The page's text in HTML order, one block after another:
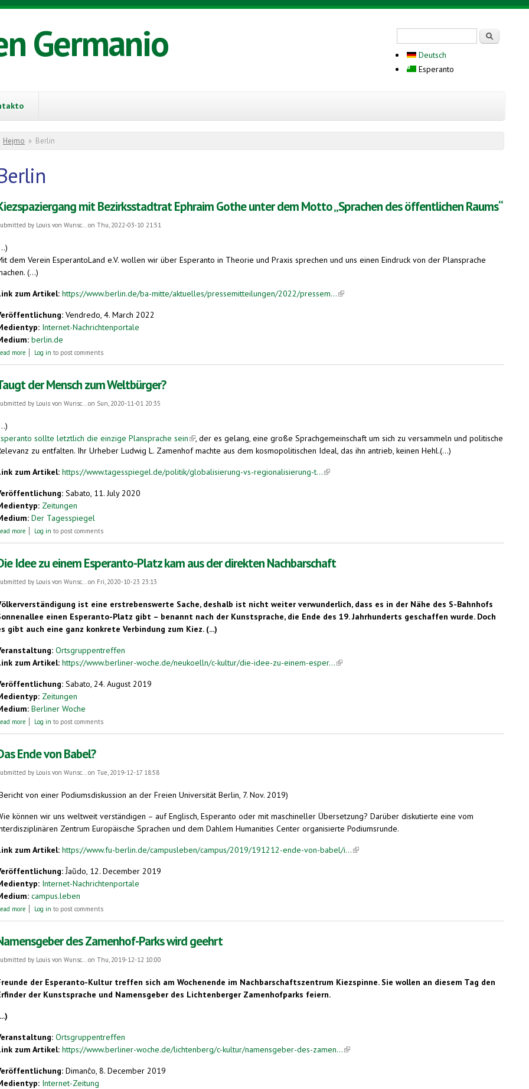
Germanio
Deutsch
Esperanto
You are here
Hejmo » Berlin
mit Bezirksstadtrat Ephraim Gothe unter dem Motto „Sprachen des öffentlichen Raums“
by Louis von Wunsc...on Thu, 2022-03-10 21:51
dem Verein EsperantoLand e.V. wollen wir über Esperanto in Theorie und Praxis sprechen und uns einen Eindruck von der Plansprache
(...)
zum Artikel: https://www.berlin.de/ba-mitte/aktuelles/pressemitteilungen/2022/pressem...(link is external)
Vendredo, 4. March 2022
Internet-Nachrichtenportale
berlin.de
more about Kiezspaziergang mit Bezirksstadtrat Ephraim Gothe unter dem Motto „Sprachen des öffentlichen Raums“
Log in to post comments
der Mensch zum Weltbürger?
by Louis von Wunsc...on Sun, 2020-11-01 20:35
sollte letztlich die einzige Plansprache sein(link is external)
, der es gelang, eine große Sprachgemeinschaft um sich zu versammeln und politische
zu entfalten. Ihr Urheber Ludwig L. Zamenhof machte aus dem kosmopolitischen Ideal, das ihn antrieb, keinen Hehl.(...)
zum Artikel: https://www.tagesspiegel.de/politik/globalisierung-vs-regionalisierung-t...(link is external)
Sabato, 11. July 2020
Zeitungen
Der Tagesspiegel
more about Taugt der Mensch zum Weltbürger?
Log in to post comments
Idee zu einem Esperanto-Platz kam aus der direkten Nachbarschaft
by Louis von Wunsc...on Fri, 2020-10-23 23:13
ist eine erstrebenswerte Sache, deshalb ist nicht weiter verwunderlich, dass es in der Nähe des S-Bahnhofs
einen Esperanto-Platz gibt – benannt nach der Kunstsprache, die Ende des 19. Jahrhunderts geschaffen wurde. Doch
gibt auch eine ganz konkrete Verbindung zum Kiez. (...)
Ortsgruppentreffen
zum Artikel: https://www.berliner-woche.de/neukoelln/c-kultur/die-idee-zu-einem-esper...(link is external)
Sabato, 24. August 2019
Zeitungen
Berliner Woche
more about Die Idee zu einem Esperanto-Platz kam aus der direkten Nachbarschaft
Log in to post comments
Ende von Babel?
by Louis von Wunsc...on Tue, 2019-12-17 18:58
von einer Podiumsdiskussion an der Freien Universität Berlin, 7. Nov. 2019)
können wir uns weltweit verständigen – auf Englisch, Esperanto oder mit maschineller Übersetzung? Darüber diskutierte eine vom
Zentrum Europäische Sprachen und dem Dahlem Humanities Center organisierte Podiumsrunde.
zum Artikel: https://www.fu-berlin.de/campusleben/campus/2019/191212-ende-von-babel/i...(link is external)
Ĵaŭdo, 12. December 2019
Internet-Nachrichtenportale
campus.leben
more about Das Ende von Babel?
Log in to post comments
des Zamenhof-Parks wird geehrt
by Louis von Wunsc...on Thu, 2019-12-12 10:00
der Esperanto-Kultur treffen sich am Wochenende im Nachbarschaftszentrum Kiezspinne. Sie wollen an diesem Tag den
der Kunstsprache und Namensgeber des Lichtenberger Zamenhofparks feiern.
Ortsgruppentreffen
zum Artikel: https://www.berliner-woche.de/lichtenberg/c-kultur/namensgeber-des-zamen...(link is external)
Dimanĉo, 8. December 2019
Internet-Zeitung